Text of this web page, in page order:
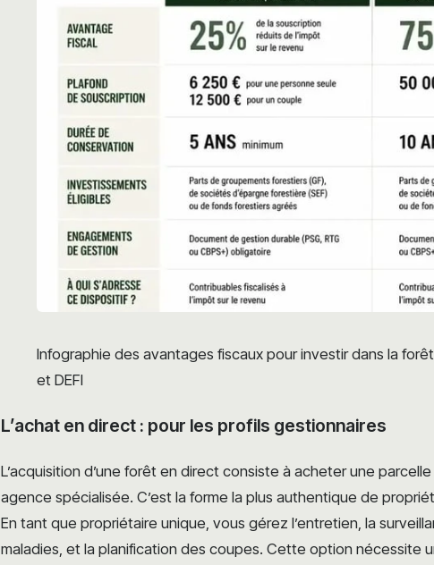
Infographie des avantages fiscaux pour investir dans la
et DEFI
L’achat en direct : pour les profils gestionnaires
L’acquisition d’une forêt en direct consiste à acheter une
agence spécialisée. C’est la forme la plus authentique de
En tant que propriétaire unique, vous gérez l’entretien, la
maladies, et la planification des coupes. Cette option nécessite